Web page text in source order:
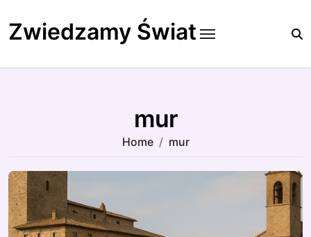
to
content
Zwiedzamy Świat
mur
Home mur